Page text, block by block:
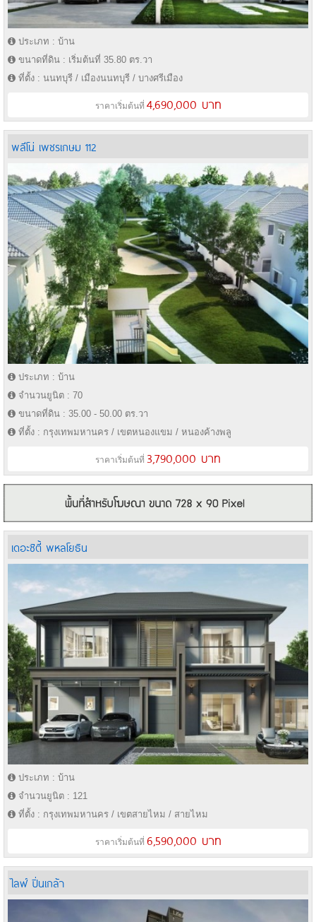
ประเภท : บ้าน
ขนาดที่ดิน : เริ่มต้นที่ 35.80 ตร.วา
ที่ตั้ง : นนทบุรี / เมืองนนทบุรี / บางศรีเมือง
ราคาเริ่มต้นที่ 4,690,000 บาท
พลีโน่ เพชรเกษม 112
ประเภท : บ้าน
จำนวนยูนิต : 70
ขนาดที่ดิน : 35.00 - 50.00 ตร.วา
ที่ตั้ง : กรุงเทพมหานคร / เขตหนองแขม / หนองค้างพลู
ราคาเริ่มต้นที่ 3,790,000 บาท
เดอะซิตี้ พหลโยธิน
ประเภท : บ้าน
จำนวนยูนิต : 121
ที่ตั้ง : กรุงเทพมหานคร / เขตสายไหม / สายไหม
ราคาเริ่มต้นที่ 6,590,000 บาท
ไลฟ์ ปิ่นเกล้า